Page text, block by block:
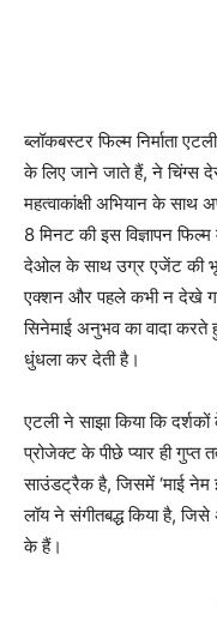
ब्लॉकबस्टर फिल्म निर्माता
के लिए जाने जाते हैं, ने चिंग्स
महत्वाकांक्षी अभियान के साथ
8 मिनट की इस विज्ञापन
देओल के साथ उग्र एजेंट की
एक्शन और पहले कभी न देखे गए
सिनेमाई अनुभव का वादा करते
धुंधला कर देती है।
एटली ने साझा किया कि
प्रोजेक्ट के पीछे प्यार ही
साउंडट्रैक है, जिसमें ‘माई
लॉय ने संगीतबद्ध किया है,
के हैं।